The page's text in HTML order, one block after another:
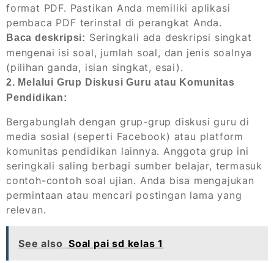
format PDF. Pastikan Anda memiliki aplikasi
pembaca PDF terinstal di perangkat Anda.
Baca deskripsi: Seringkali ada deskripsi singkat
mengenai isi soal, jumlah soal, dan jenis soalnya
(pilihan ganda, isian singkat, esai).
2. Melalui Grup Diskusi Guru atau Komunitas
Pendidikan:
Bergabunglah dengan grup-grup diskusi guru di
media sosial (seperti Facebook) atau platform
komunitas pendidikan lainnya. Anggota grup ini
seringkali saling berbagi sumber belajar, termasuk
contoh-contoh soal ujian. Anda bisa mengajukan
permintaan atau mencari postingan lama yang
relevan.
See also Soal pai sd kelas 1